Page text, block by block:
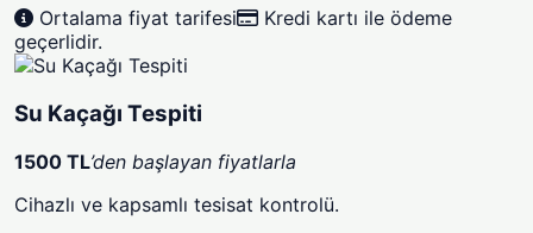
Ortalama fiyat tarifesi
Kredi kartı ile ödeme
geçerlidir.
Su Kaçağı Tespiti
1500 TL’den başlayan fiyatlarla
Cihazlı ve kapsamlı tesisat kontrolü.